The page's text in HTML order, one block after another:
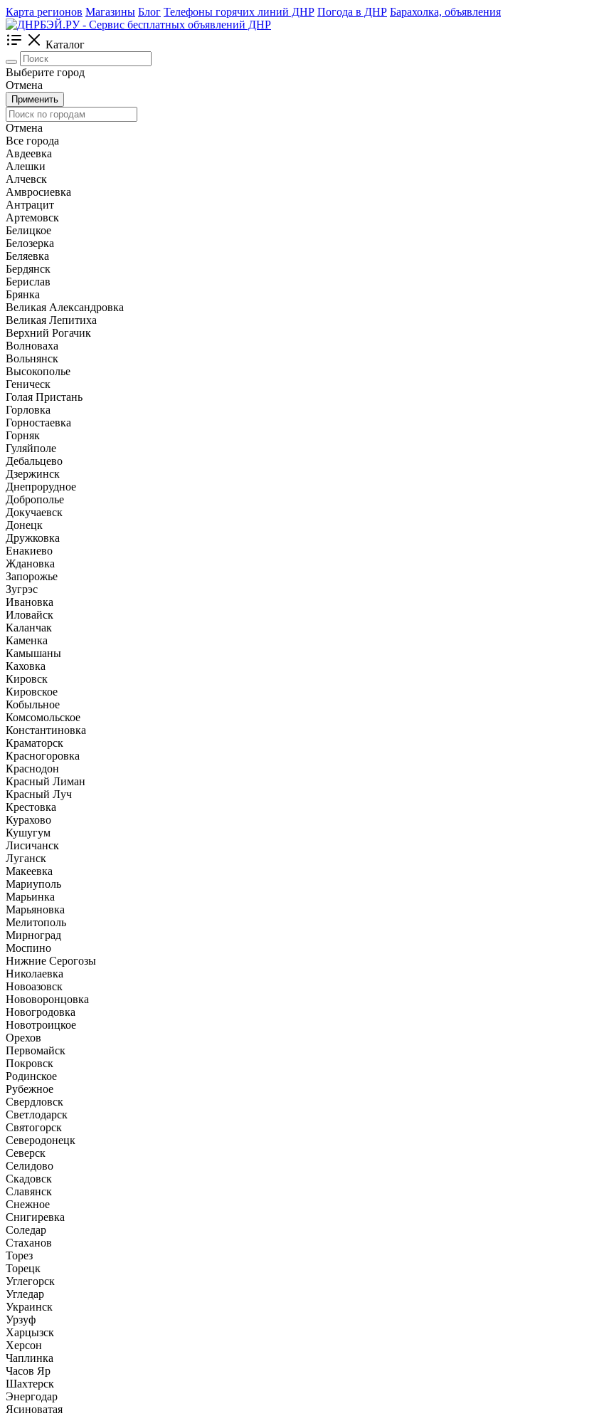
Карта регионов Магазины Блог Телефоны горячих линий ДНР Погода в ДНР Барахолка, объявления
Каталог
Выберите город
Отмена
Применить
Отмена
Все города
Авдеевка
Алешки
Алчевск
Амвросиевка
Антрацит
Артемовск
Белицкое
Белозерка
Беляевка
Бердянск
Берислав
Брянка
Великая Александровка
Великая Лепитиха
Верхний Рогачик
Волноваха
Вольнянск
Высокополье
Геническ
Голая Пристань
Горловка
Горностаевка
Горняк
Гуляйполе
Дебальцево
Дзержинск
Днепрорудное
Доброполье
Докучаевск
Донецк
Дружковка
Енакиево
Ждановка
Запорожье
Зугрэс
Ивановка
Иловайск
Каланчак
Каменка
Камышаны
Каховка
Кировск
Кировское
Кобыльное
Комсомольское
Константиновка
Краматорск
Красногоровка
Краснодон
Красный Лиман
Красный Луч
Крестовка
Курахово
Кушугум
Лисичанск
Луганск
Макеевка
Мариуполь
Марьинка
Марьяновка
Мелитополь
Мирноград
Моспино
Нижние Серогозы
Николаевка
Новоазовск
Нововоронцовка
Новогродовка
Новотроицкое
Орехов
Первомайск
Покровск
Родинское
Рубежное
Свердловск
Светлодарск
Святогорск
Северодонецк
Северск
Селидово
Скадовск
Славянск
Снежное
Снигиревка
Соледар
Стаханов
Торез
Торецк
Углегорск
Угледар
Украинск
Урзуф
Харцызск
Херсон
Чаплинка
Часов Яр
Шахтерск
Энергодар
Ясиноватая